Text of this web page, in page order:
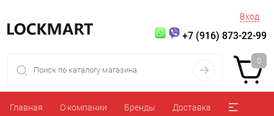
Вход
+7 (916) 873-22-99
0
Главная О компании Бренды Доставка